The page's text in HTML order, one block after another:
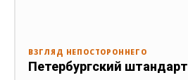
ВЗГЛЯД НЕПОСТОРОННЕГО
Петербургский штандарт